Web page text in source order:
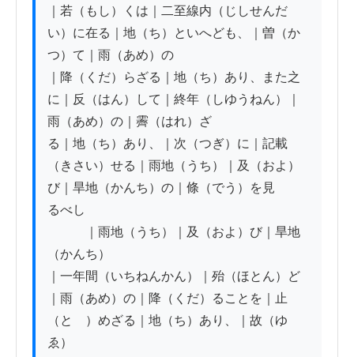
｜若（もし）くは｜二至線内（じしせんだ
い）に在る｜地（ち）といへども、｜曽（か
つ）て｜雨（あめ）の
｜降（くだ）らざる｜地（ち）あり、また之
に｜反（はん）して｜終年（しゆうねん）｜
雨（あめ）の｜霽（はれ）ざ
る｜地（ち）あり、｜次（つぎ）に｜記載
（きさい）せる｜雨地（うち）｜及（およ）
び｜旱地（かんち）の｜條（でう）を見
るべし
｜雨地（うち）｜及（およ）び｜旱地
（かんち）
｜一年間（いちねんかん）｜殆（ほとん）ど
｜雨（あめ）の｜降（くだ）ることを｜止
（とゞ）めざる｜地（ち）あり、｜故（ゆ
ゑ）